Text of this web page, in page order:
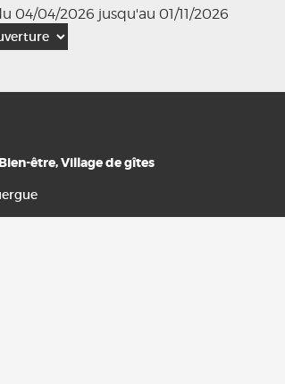
04/04/2026 jusqu'au 01/11/2026
être, Village de gîtes